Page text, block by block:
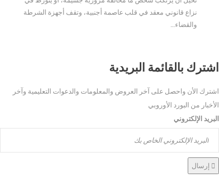
نزاع قانوني معقد في قلب عاصمة أجنبية، وتقف أجهزة الشرطة
والقضاء...
اشترك بالقائمة البريدية
اشترك الأن واحصل على آخر العروض والمعلومات والدعوات التعليمية وآخر
الأخبار من البورد الأوروبي
البريد الإلكتروني
إرسال